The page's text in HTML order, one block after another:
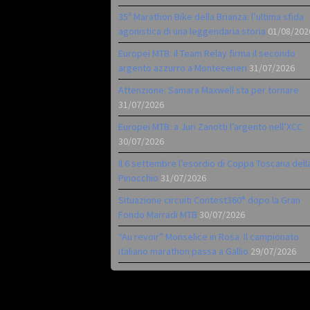
35ª Marathon Bike della Brianza: l’ultima sfida
agonistica di una leggendaria storia 01/08/
Europei MTB: il Team Relay firma il secondo
argento azzurro a Monteceneri 31/07/2026
Attenzione: Samara Maxwell sta per tornare
31/07/2026
Europei MTB: a Juri Zanotti l’argento nell’XCC
30/07/2026
Il 6 settembre l’esordio di Coppa Toscana
Pinocchio 31/07/2026
Situazione circuiti Contest360° dopo la Gran
Fondo Marradi MTB 30/07/2026
“Au revoir” Monselice in Rosa. Il campionato
italiano marathon passa a Gallio 29/07/2026